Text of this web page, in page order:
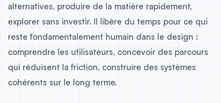
alternatives, produire de la matière rapidement,
explorer sans investir. Il libère du temps pour ce qui
reste fondamentalement humain dans le design :
comprendre les utilisateurs, concevoir des parcours
qui réduisent la friction, construire des systèmes
cohérents sur le long terme.